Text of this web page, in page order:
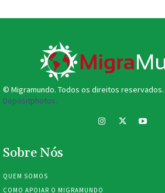
© Migramundo. Todos os direitos reservados.
Depositphotos.
Sobre Nós
QUEM SOMOS
COMO APOIAR O MIGRAMUNDO